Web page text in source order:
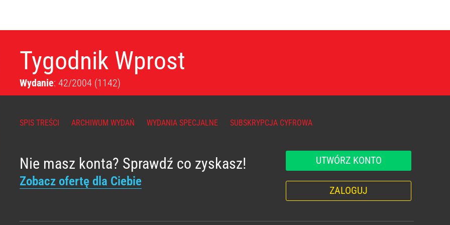
Tygodnik Wprost
Wydanie: 42/2004 (1142)
SPIS TREŚCI ARCHIWUM WYDAŃ WYDANIA SPECJALNE SUBSKRYPCJA CYFROWA
Nie masz konta? Sprawdź co zyskasz!
Zobacz ofertę dla Ciebie
UTWÓRZ KONTO
ZALOGUJ